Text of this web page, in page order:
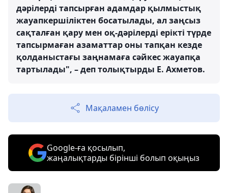
дәрілерді тапсырған адамдар қылмыстық
жауапкершіліктен босатылады, ал заңсыз
сақталған қару мен оқ-дәрілерді ерікті түрде
тапсырмаған азаматтар оны тапқан кезде
қолданыстағы заңнамаға сәйкес жауапқа
тартылады", – деп толықтырды Е. Ахметов.
Мақаламен бөлісу
Google-ға қосылып,
жаңалықтарды бірінші болып оқыңыз